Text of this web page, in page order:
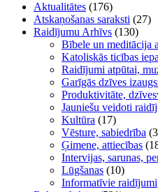
Aktualitātes (176)
Atskaņošanas saraksti (27)
Raidījumu Arhīvs (130)
Bībele un meditācija
Katoliskās ticības
Raidījumi atpūtai,
Garīgās dzīves
Produktivitāte,
Jauniešu veidoti
Kultūra (17)
Vēsture, sabiedrība
Ģimene, attiecības
Intervijas, sarunas,
Lūgšanas (10)
Informatīvie raidījumi